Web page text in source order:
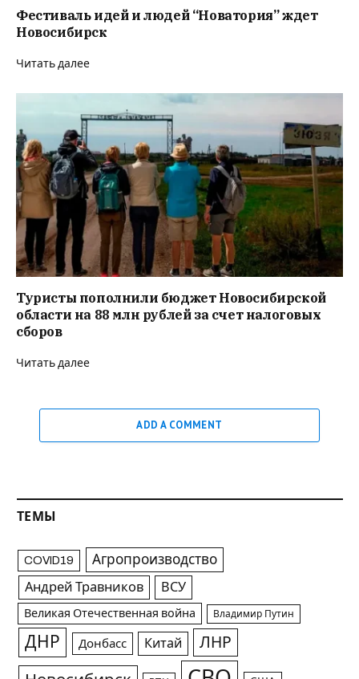
Фестиваль идей и людей “Новатория” ждет
Новосибирск
Читать далее
Туристы пополнили бюджет Новосибирской
области на 88 млн рублей за счет налоговых
сборов
Читать далее
ADD A COMMENT
ТЕМЫ
COVID19 Агропроизводство
Андрей Травников ВСУ
Великая Отечественная война Владимир Путин
ДНР Донбасс Китай ЛНР